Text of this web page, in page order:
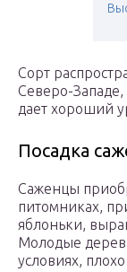
Сорт
Северо-
дает хороший
Посадка
Саженцы
питомниках,
яблоньки,
Молодые
условиях,